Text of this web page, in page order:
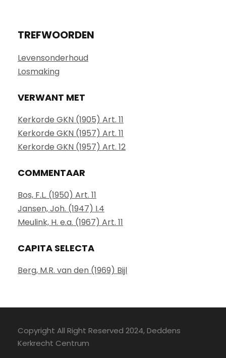
TREFWOORDEN
Levensonderhoud
Losmaking
VERWANT MET
Kerkorde GKN (1905) Art. 11
Kerkorde GKN (1957) Art. 11
Kerkorde GKN (1957) Art. 12
COMMENTAAR
Bos, F.L. (1950) Art. 11
Jansen, Joh. (1947) I.4
Meulink, H. e.a. (1967) Art. 11
CAPITA SELECTA
Berg, M.R. van den (1969) Bijl
Copyright All Right Reserved 2024, Deddens
Kerkrecht Centrum